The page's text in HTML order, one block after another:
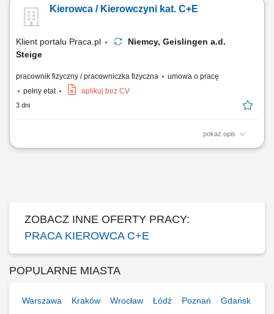
przewozów w oparciu o dzienne godziny jazdy bez konieczności ciągłej
pracy w nocnych porach. Prowadzenie ekologicznych, maksymalnie
Kierowca / Kierowczyni kat. C+E
Klient portalu Praca.pl
Niemcy, Geislingen a.d.
Steige
pracownik fizyczny / pracowniczka fizyczna
umowa o pracę
pełny etat
aplikuj bez CV
3 dni
pokaż opis
Transport towarów oraz ładunków w ruchu dalekobieżnym;
ZOBACZ INNE OFERTY PRACY:
PRACA KIEROWCA C+E
POPULARNE MIASTA
Warszawa Kraków Wrocław Łódź Poznań Gdańsk